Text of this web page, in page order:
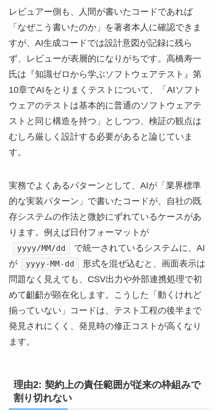
レビュアー側も、人間が書いたコードであれば
「なぜこう書いたのか」を著者本人に確認できま
すが、AI生成コードでは設計意図が記録に残ら
ず、レビューが表層的になりがちです。高橋寿一
氏は『知識ゼロから学ぶソフトウェアテスト』第
10章でAIをとりまくテストについて、「AIソフト
ウェアのテストは基本的に普通のソフトウェアテ
ストと同じ構造を持つ」としつつ、検証の観点は
むしろ厳しく設計する必要があると論じていま
す。
実務でよくあるパターンとして、AIが「業界標準
的な実装パターン」で書いたコードが、自社の既
存システムの作法と微妙にずれているケースがあ
ります。例えば日付フォーマットが
yyyy/MM/dd
で統一されているシステムに、AI
が
yyyy-MM-dd
形式を混ぜ込むと、画面表示は
問題なく見えても、CSV出力や外部連携処理で初
めて齟齬が顕在化します。こうした「動くけれど
揃っていない」コードは、テスト工程の後半まで
発見されにくく、発見時の修正コストが高くなり
ます。
理由2: 契約上の責任範囲が従来の枠組みで
割り切れない